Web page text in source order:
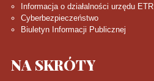
Informacja o działalności urzędu ETR
Cyberbezpieczeństwo
Biuletyn Informacji Publicznej
NA SKRÓTY